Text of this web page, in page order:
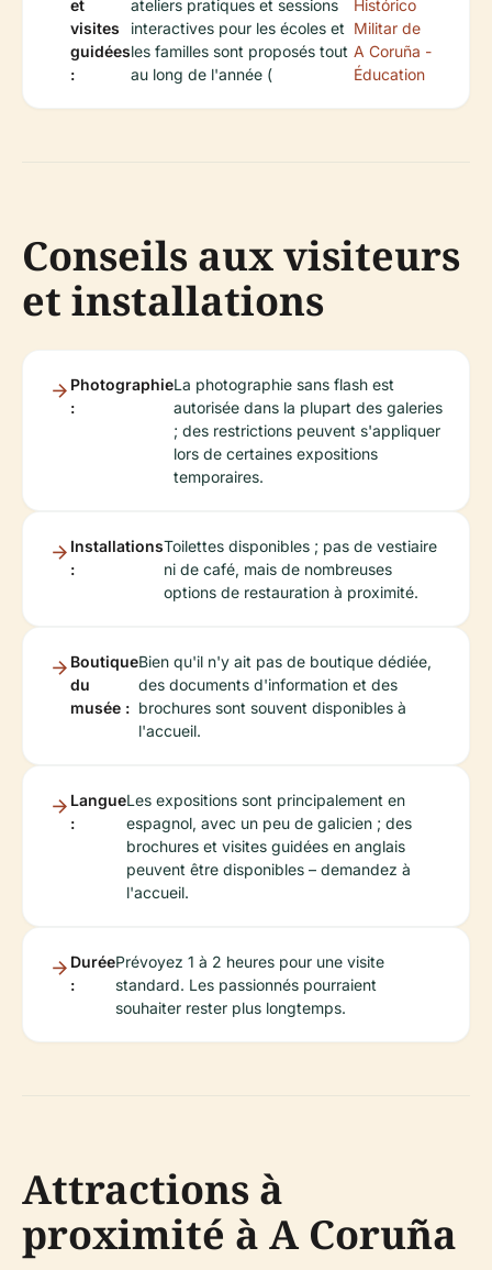
et
visites
guidées
:
ateliers pratiques et sessions
interactives pour les écoles et
les familles sont proposés tout
au long de l'année (
Histórico
Militar de
A Coruña -
Éducation
Conseils aux visiteurs
et installations
Photographie
:
La photographie sans flash est
autorisée dans la plupart des galeries
; des restrictions peuvent s'appliquer
lors de certaines expositions
temporaires.
Installations
:
Toilettes disponibles ; pas de vestiaire
ni de café, mais de nombreuses
options de restauration à proximité.
Boutique
du
musée :
Bien qu'il n'y ait pas de boutique dédiée,
des documents d'information et des
brochures sont souvent disponibles à
l'accueil.
Langue
:
Les expositions sont principalement en
espagnol, avec un peu de galicien ; des
brochures et visites guidées en anglais
peuvent être disponibles – demandez à
l'accueil.
Durée
:
Prévoyez 1 à 2 heures pour une visite
standard. Les passionnés pourraient
souhaiter rester plus longtemps.
Attractions à
proximité à A Coruña